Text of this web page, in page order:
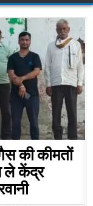
की कीमतों
ले केंद्र